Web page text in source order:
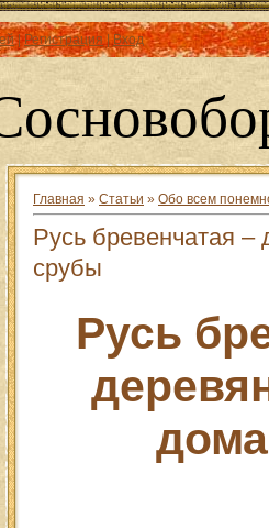
|Регистрация |Вход
Главная » Статьи » Обо всем
Русь бревенчатая
срубы
Русь